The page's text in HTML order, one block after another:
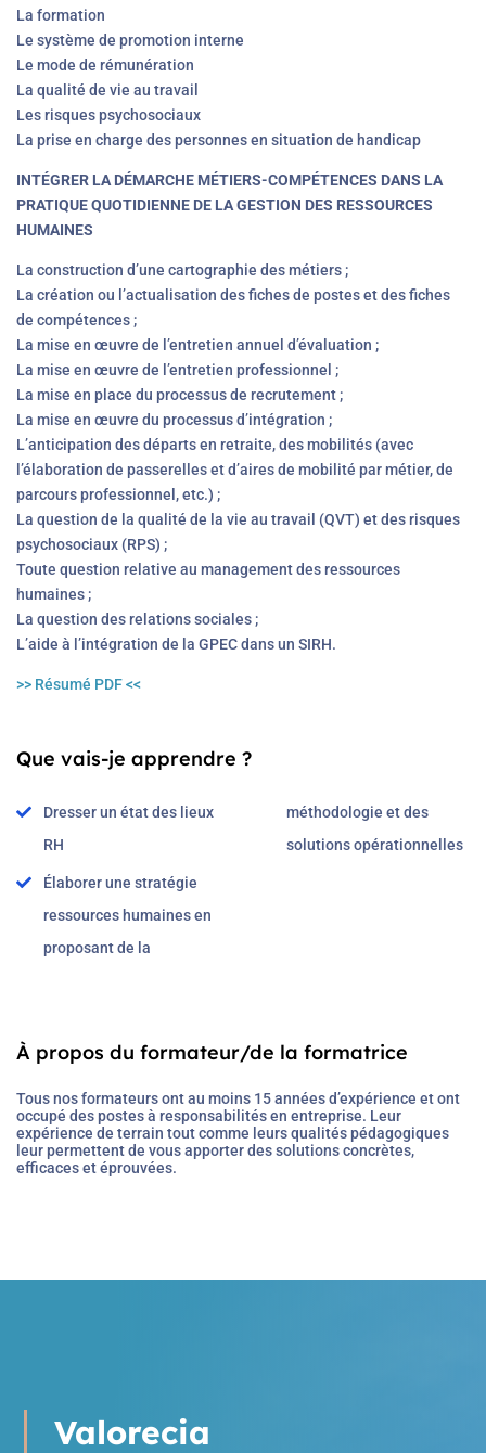
La formation
Le système de promotion interne
Le mode de rémunération
La qualité de vie au travail
Les risques psychosociaux
La prise en charge des personnes en situation de handicap
INTÉGRER LA DÉMARCHE MÉTIERS-COMPÉTENCES DANS LA
PRATIQUE QUOTIDIENNE DE LA GESTION DES RESSOURCES
HUMAINES
La construction d’une cartographie des métiers ;
La création ou l’actualisation des fiches de postes et des fiches
de compétences ;
La mise en œuvre de l’entretien annuel d’évaluation ;
La mise en œuvre de l’entretien professionnel ;
La mise en place du processus de recrutement ;
La mise en œuvre du processus d’intégration ;
L’anticipation des départs en retraite, des mobilités (avec
l’élaboration de passerelles et d’aires de mobilité par métier, de
parcours professionnel, etc.) ;
La question de la qualité de la vie au travail (QVT) et des risques
psychosociaux (RPS) ;
Toute question relative au management des ressources
humaines ;
La question des relations sociales ;
L’aide à l’intégration de la GPEC dans un SIRH.
>> Résumé PDF <<
Que vais-je apprendre ?
Dresser un état des lieux
RH
Élaborer une stratégie
ressources humaines en
proposant de la
méthodologie et des
solutions opérationnelles
À propos du formateur/de la formatrice
Valorecia